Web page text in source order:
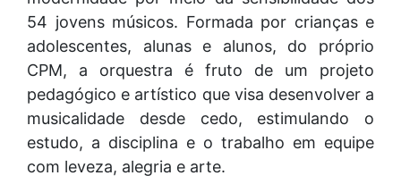
54 jovens músicos. Formada por crianças e
adolescentes, alunas e alunos, do próprio
CPM, a orquestra é fruto de um projeto
pedagógico e artístico que visa desenvolver a
musicalidade desde cedo, estimulando o
estudo, a disciplina e o trabalho em equipe
com leveza, alegria e arte.